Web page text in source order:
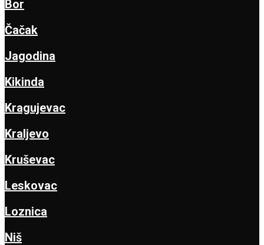
Bor
Čačak
Jagodina
Kikinda
Kragujevac
Kraljevo
Kruševac
Leskovac
Loznica
Niš